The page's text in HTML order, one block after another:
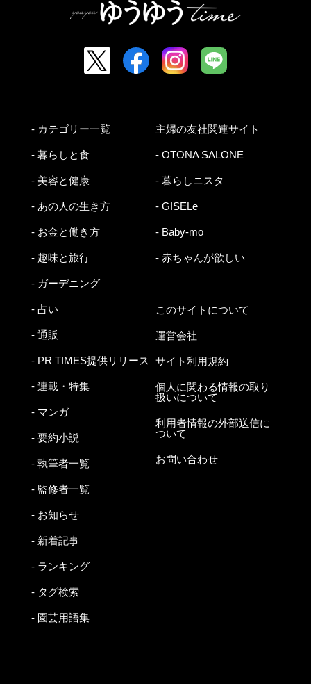
- カテゴリー一覧
- 暮らしと食
- 美容と健康
- あの人の生き方
- お金と働き方
- 趣味と旅行
- ガーデニング
- 占い
- 通販
- PR TIMES提供リリース
- 連載・特集
- マンガ
- 要約小説
- 執筆者一覧
- 監修者一覧
- お知らせ
- 新着記事
- ランキング
- タグ検索
- 園芸用語集
主婦の友社関連サイト
- OTONA SALONE
- 暮らしニスタ
- GISELe
- Baby-mo
- 赤ちゃんが欲しい
このサイトについて
運営会社
サイト利用規約
個人に関わる情報の取り
扱いについて
利用者情報の外部送信に
ついて
お問い合わせ